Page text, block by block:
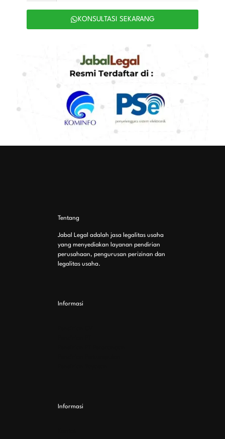
KONSULTASI SEKARANG
Tentang
Jabal Legal adalah jasa legalitas usaha
yang menyediakan layanan pendirian
perusahaan, pengurusan perizinan dan
legalitas usaha.
Informasi
Informasi